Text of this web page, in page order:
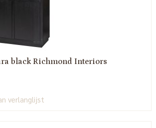
black Richmond Interiors
verlanglijst